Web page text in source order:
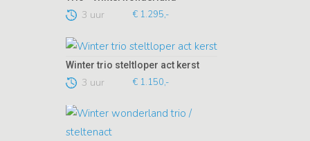
3 uur € 1.295,-
Winter trio steltloper act kerst
3 uur € 1.150,-